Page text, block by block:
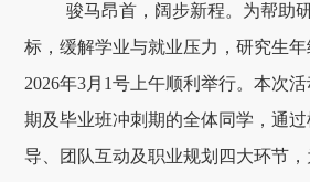
骏马昂首，阔步新程。为帮助
标，缓解学业与就业压力，研究生
2026年3月1号上午顺利举行。本次
期及毕业班冲刺期的全体同学，通
导、团队互动及职业规划四大环节